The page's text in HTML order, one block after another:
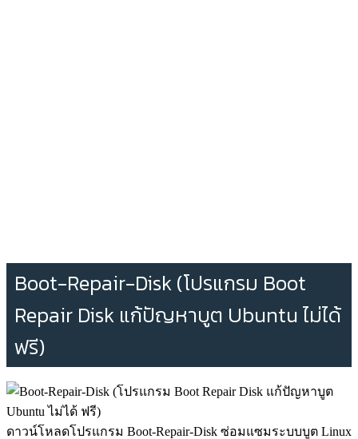
Boot-Repair-Disk (โปรแกรม Boot
Repair Disk แก้ปัญหาบูต Ubuntu ไม่ได้
ฟรี)
ดาวน์โหลดโปรแกรม Boot-Repair-Disk ซ่อมแซมระบบบูต Linux